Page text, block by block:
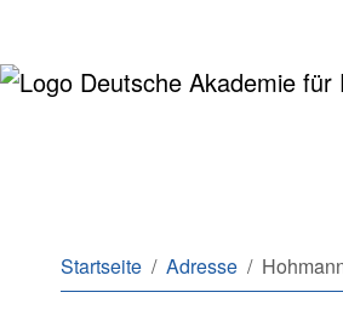
Sie sind hier:
Startseite Adresse